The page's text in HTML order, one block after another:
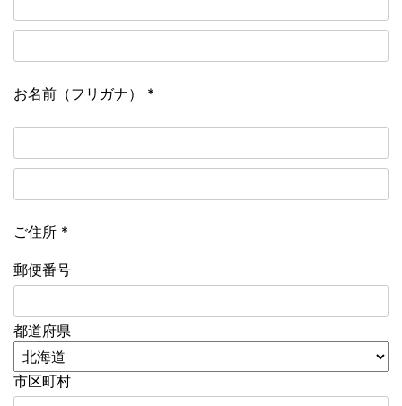
お名前（フリガナ） *
ご住所 *
郵便番号
都道府県
市区町村